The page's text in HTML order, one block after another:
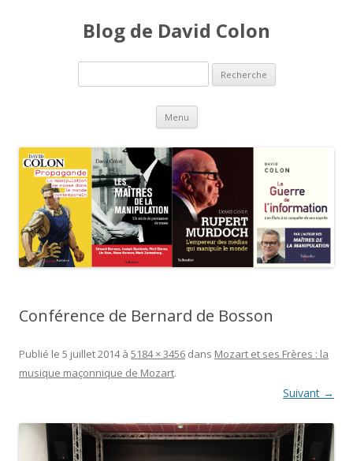
Blog de David Colon
Menu Aller au contenu principal
Conférence de Bernard de Bosson
Publié le 5 juillet 2014à 5184 × 3456 dans Mozart et ses Frères : la
musique maçonnique de Mozart.
Suivant →